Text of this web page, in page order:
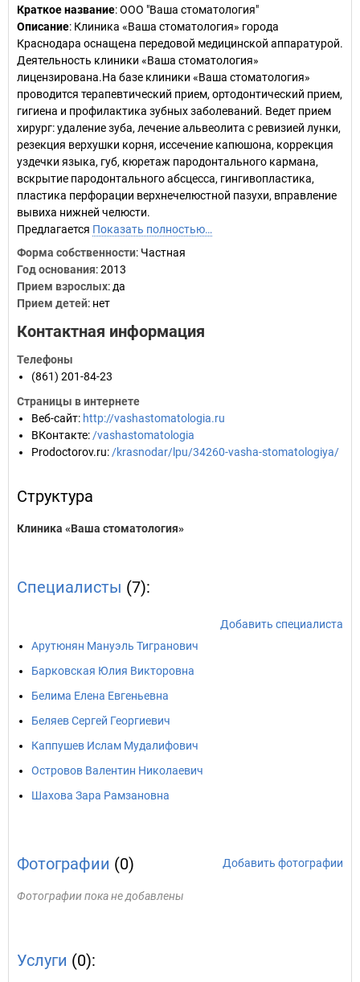
Краткое название:ООО "Ваша стоматология"
Описание: Клиника «Ваша стоматология» города
Краснодара оснащена передовой медицинской аппаратурой.
Деятельность клиники «Ваша стоматология»
лицензирована.На базе клиники «Ваша стоматология»
проводится терапевтический прием, ортодонтический прием,
гигиена и профилактика зубных заболеваний. Ведет прием
хирург: удаление зуба, лечение альвеолита с ревизией лунки,
резекция верхушки корня, иссечение капюшона, коррекция
уздечки языка, губ, кюретаж пародонтального кармана,
вскрытие пародонтального абсцесса, гингивопластика,
пластика перфорации верхнечелюстной пазухи, вправление
вывиха нижней челюсти.
Предлагается Показать полностью…
Форма собственности: Частная
Год основания:2013
Прием взрослых: да
Прием детей: нет
Контактная информация
Телефоны
(861) 201-84-23
Страницы в интернете
Веб-сайт: http://vashastomatologia.ru
ВКонтакте: /vashastomatologia
Prodoctorov.ru: /krasnodar/lpu/34260-vasha-stomatologiya/
Структура
Клиника «Ваша стоматология»
Специалисты (7):
Добавить специалиста
Арутюнян Мануэль Тигранович
Барковская Юлия Викторовна
Белима Елена Евгеньевна
Беляев Сергей Георгиевич
Каппушев Ислам Мудалифович
Островов Валентин Николаевич
Шахова Зара Рамзановна
Фотографии (0) Добавить фотографии
Фотографии пока не добавлены
Услуги (0):